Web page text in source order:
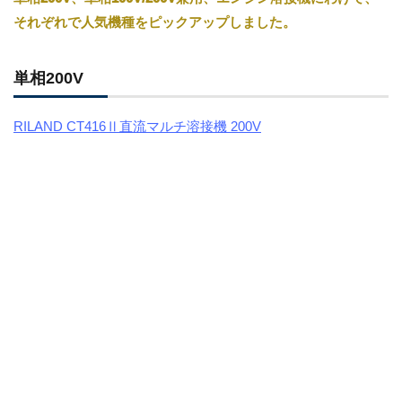
それぞれで人気機種をピックアップしました。
単相200V
RILAND CT416Ⅱ直流マルチ溶接機 200V